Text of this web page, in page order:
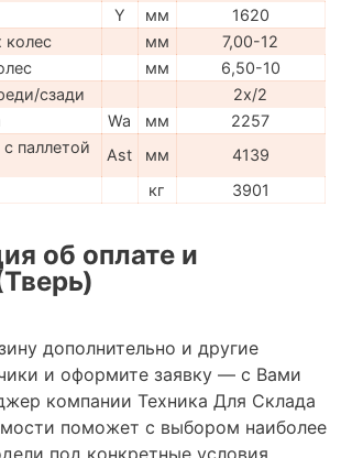
Y мм
1620
колес
мм
7,00-12
мм
6,50-10
сзади
2x/2
Wa мм
2257
паллетой
Ast мм
4139
кг 3901
об оплате и
дополнительно и другие
и оформите заявку — с Вами
компании Техника Для Склада
поможет с выбором наиболее